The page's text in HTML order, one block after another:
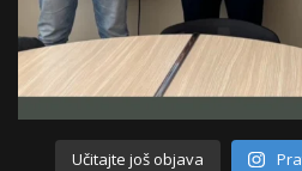
Učitajte još objava